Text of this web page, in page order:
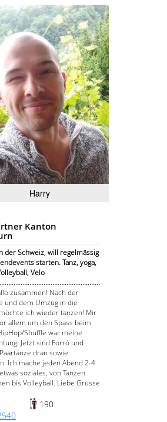
Harry
Kanton
der Schweiz, will regelmässig
starten. Tanz, yoga,
Velo
zusammen! Nach der
und dem Umzug in die
ich wieder tanzen! Mir
allem um den Spass beim
Shuffle war meine
Jetzt sind Forró und
dran sowie
Ich mache jeden Abend 2-4
soziales, von Tanzen
bis Volleyball. Liebe Grüsse
190